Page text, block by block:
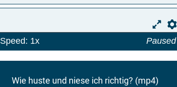
Preferences
Speed: 1x Paused
Wie huste und niese ich richtig? (mp4)